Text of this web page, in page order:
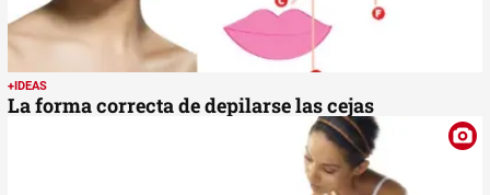
+IDEAS
La forma correcta de depilarse las cejas